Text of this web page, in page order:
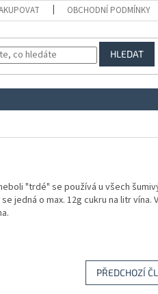
OBCHODNÍ PODMÍNKY
HLEDAT
"trdé"se používá u všech
jedná o max. 12g cukru na litr vína.
PŘEDCHOZÍ